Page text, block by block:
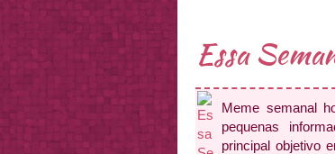
Essa
Meme semanal
pequenas
principal objetivo